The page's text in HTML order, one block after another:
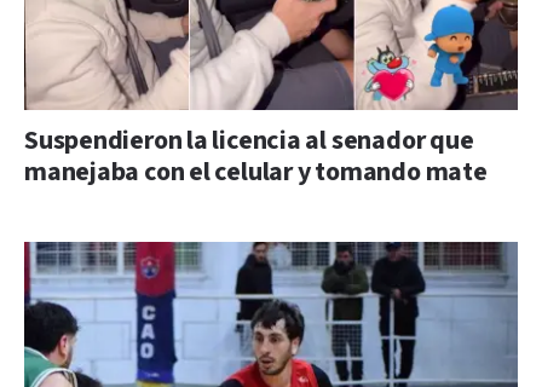
Suspendieron la licencia al senador que
manejaba con el celular y tomando mate